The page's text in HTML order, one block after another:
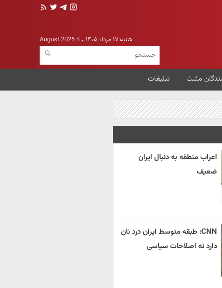
شنبه ۱۷ مرداد ۱۴۰۵ 8 August 2026
مثلث تبلیغات
اعراب منطقه به دنبال ایران
ضعیف
CNN: طبقه متوسط ایران درد نان
دارد نه اصلاحات سیاسی